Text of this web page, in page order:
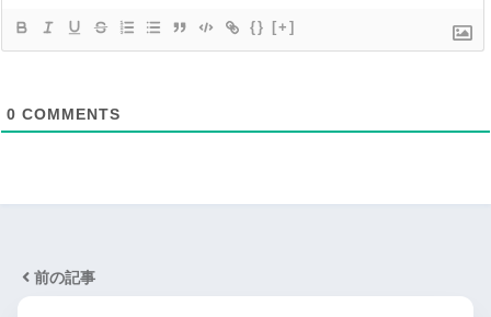
{} [+]
0 COMMENTS
前の記事